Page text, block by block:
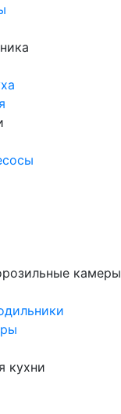
камеры
кухни